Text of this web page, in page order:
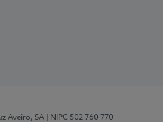
Aveiro, SA | NIPC 502 760 770